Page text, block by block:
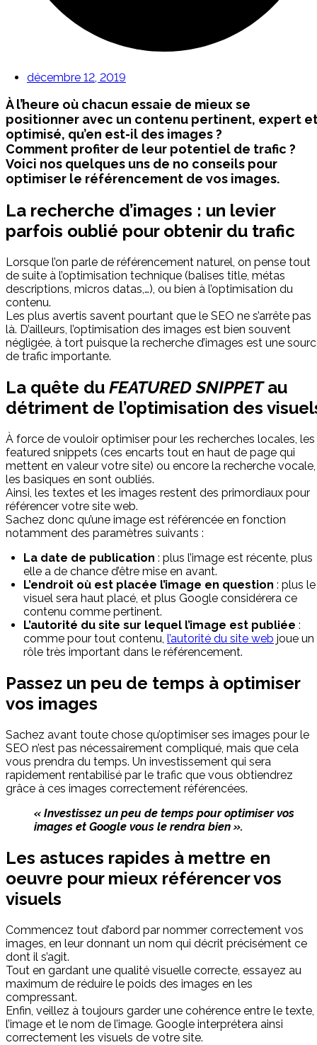
décembre 12, 2019
À l’heure où chacun essaie de mieux se
positionner avec un contenu pertinent, expert
optimisé, qu’en est-il des images ?
Comment profiter de leur potentiel de trafic ?
Voici nos quelques uns de no conseils pour
optimiser le référencement de vos images.
La recherche d’images : un levier
parfois oublié pour obtenir du trafic
Lorsque l’on parle de référencement naturel, on pense tout
de suite à l’optimisation technique (balises title, métas
descriptions, micros datas,…), ou bien à l’optimisation du
contenu.
Les plus avertis savent pourtant que le SEO ne s’arrête pas
là. D’ailleurs, l’optimisation des images est bien souvent
négligée, à tort puisque la recherche d’images est une
de trafic importante.
La quête du FEATURED SNIPPETau
détriment de l’optimisation des
À force de vouloir optimiser pour les recherches locales, les
featured snippets (ces encarts tout en haut de page qui
mettent en valeur votre site) ou encore la recherche vocale,
les basiques en sont oubliés.
Ainsi, les textes et les images restent des primordiaux pour
référencer votre site web.
Sachez donc qu’une image est référencée en fonction
notamment des paramètres suivants :
La date de publication : plus l’image est récente, plus
elle a de chance d’être mise en avant.
L’endroit où est placée l’image en question : plus le
visuel sera haut placé, et plus Google considérera ce
contenu comme pertinent.
L’autorité du site sur lequel l’image est publiée :
comme pour tout contenu, l’autorité du site web joue un
rôle très important dans le référencement.
Passez un peu de temps à optimiser
vos images
Sachez avant toute chose qu’optimiser ses images pour le
SEO n’est pas nécessairement compliqué, mais que cela
vous prendra du temps. Un investissement qui sera
rapidement rentabilisé par le trafic que vous obtiendrez
grâce à ces images correctement référencées.
« Investissez un peu de temps pour optimiser vos
images et Google vous le rendra bien ».
Les astuces rapides à mettre en
oeuvre pour mieux référencer vos
visuels
Commencez tout d’abord par nommer correctement vos
images, en leur donnant un nom qui décrit précisément ce
dont il s’agit.
Tout en gardant une qualité visuelle correcte, essayez au
maximum de réduire le poids des images en les
compressant.
Enfin, veillez à toujours garder une cohérence entre le texte,
l’image et le nom de l’image. Google interprétera ainsi
correctement les visuels de votre site.